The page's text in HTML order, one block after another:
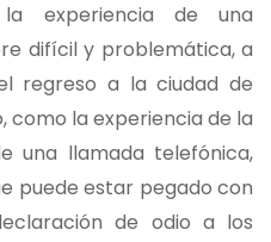
la experiencia de una
difícil y problemática, a
regreso a la ciudad de
como la experiencia de la
una llamada telefónica,
puede estar pegado con
de odio a los